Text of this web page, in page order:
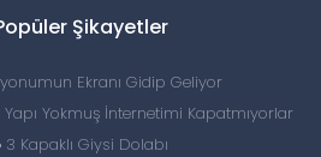
Şikayetler
Ekranı Gidip Geliyor
Yokmuş İnternetimi Kapatmıyorlar
3 Kapaklı Giysi Dolabı